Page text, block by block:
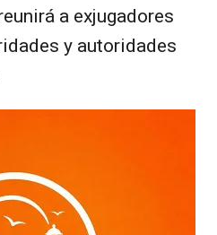
a exjugadores
y autoridades